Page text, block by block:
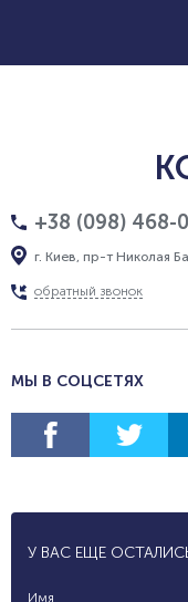
+38 (098) 468-
г. Киев, пр-т Николая
обратный звонок
МЫ В СОЦСЕТЯХ
У ВАС ЕЩЕ
Имя